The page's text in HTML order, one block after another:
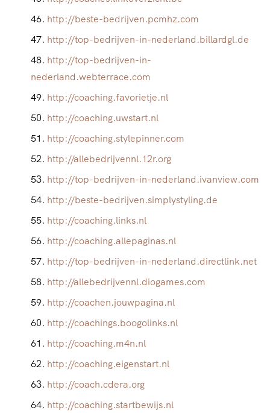
http://beste-bedrijven.pcmhz.com
http://top-bedrijven-in-nederland.billardgl.de
http://top-bedrijven-in-
nederland.webterrace.com
http://coaching.favorietje.nl
http://coaching.uwstart.nl
http://coaching.stylepinner.com
http://allebedrijvennl.12r.org
http://top-bedrijven-in-nederland.ivanview.com
http://beste-bedrijven.simplystyling.de
http://coaching.links.nl
http://coaching.allepaginas.nl
http://top-bedrijven-in-nederland.directlink.net
http://allebedrijvennl.diogames.com
http://coachen.jouwpagina.nl
http://coachings.boogolinks.nl
http://coaching.m4n.nl
http://coaching.eigenstart.nl
http://coach.cdera.org
http://coaching.startbewijs.nl